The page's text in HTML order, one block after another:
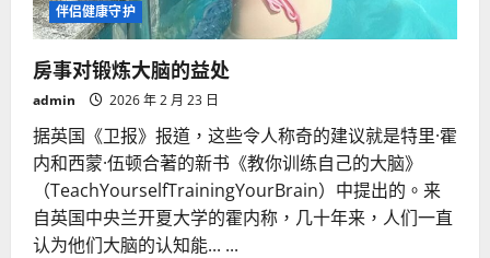
伴侣健康守护
房事对锻炼大脑的益处
admin 2026 年 2 月 23 日
据英国《卫报》报道，这些令人称奇的建议就是特里·霍
内和西蒙·伍顿合著的新书《教你训练自己的大脑》
（TeachYourselfTrainingYourBrain）中提出的。来
自英国中央兰开夏大学的霍内称，几十年来，人们一直
认为他们大脑的认知能... ...